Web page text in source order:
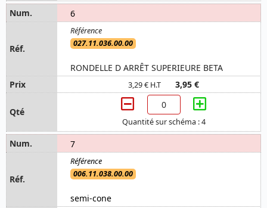
6
027.11.036.00.00
RONDELLE D ARRÊT SUPERIEURE BETA
3,29 € H.T 3,95 €
Quantité sur schéma : 4
7
006.11.038.00.00
semi-cone